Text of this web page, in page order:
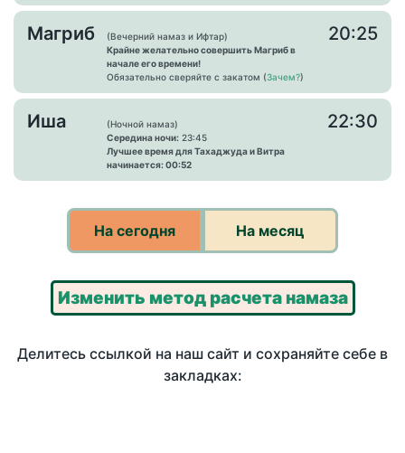
Магриб
(Вечерний намаз и Ифтар)
Крайне желательно совершить Магриб в
начале его времени!
Обязательно сверяйте с закатом (Зачем?)
20:25
Иша
(Ночной намаз)
Середина ночи: 23:45
Лучшее время для Тахаджуда и Витра
начинается: 00:52
22:30
На сегодня На месяц
Изменить метод расчета намаза
Делитесь ссылкой на наш сайт и сохраняйте себе в
закладках: